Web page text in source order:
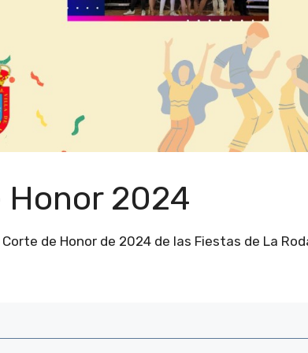
2024
de Honor de 2024 de las Fiestas de La